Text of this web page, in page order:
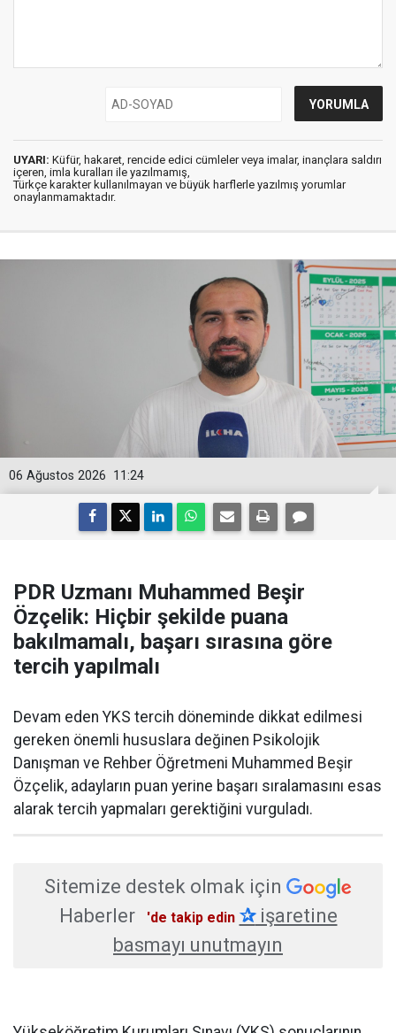
UYARI: Küfür, hakaret, rencide edici cümleler veya imalar, inançlara saldırı
içeren, imla kuralları ile yazılmamış,
Türkçe karakter kullanılmayan ve büyük harflerle yazılmış yorumlar
onaylanmamaktadır.
11:24
06 Ağustos 2026
PDR Uzmanı Muhammed Beşir
Özçelik: Hiçbir şekilde puana
bakılmamalı, başarı sırasına göre
tercih yapılmalı
Devam eden YKS tercih döneminde dikkat edilmesi
gereken önemli hususlara değinen Psikolojik
Danışman ve Rehber Öğretmeni Muhammed Beşir
Özçelik, adayların puan yerine başarı sıralamasını esas
alarak tercih yapmaları gerektiğini vurguladı.
Sitemize destek olmak için
Haberler
'de takip edin ✰işaretine
basmayı unutmayın